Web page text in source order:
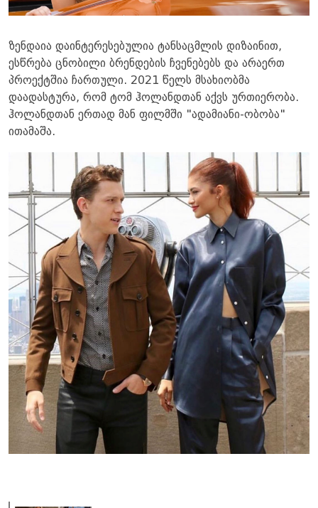
ზენდაია დაინტერესებულია ტანსაცმლის დიზაინით,
ესწრება ცნობილი ბრენდების ჩვენებებს და არაერთ
პროექტშია ჩართული. 2021 წელს მსახიობმა
დაადასტურა, რომ ტომ ჰოლანდთან აქვს ურთიერობა.
ჰოლანდთან ერთად მან ფილმში "ადამიანი-ობობა"
ითამაშა.